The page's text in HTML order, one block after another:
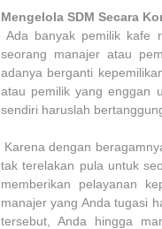
Mengelola SDM Secara
Ada banyak pemilik kafe
seorang manajer atau
adanya berganti
atau pemilik yang enggan
sendiri haruslah
Karena dengan
tak terelakan pula untuk
memberikan pelayanan
manajer yang Anda tugasi
tersebut, Anda hingga